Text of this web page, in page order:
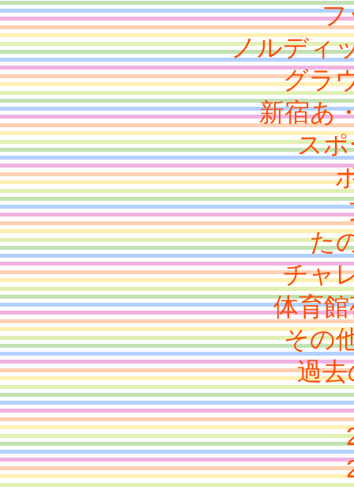
フ
ノルディ
グラ
新宿あ
ス
た
チャ
体育
その
過